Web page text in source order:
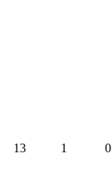
13 1 0